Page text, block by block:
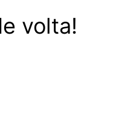
volta!